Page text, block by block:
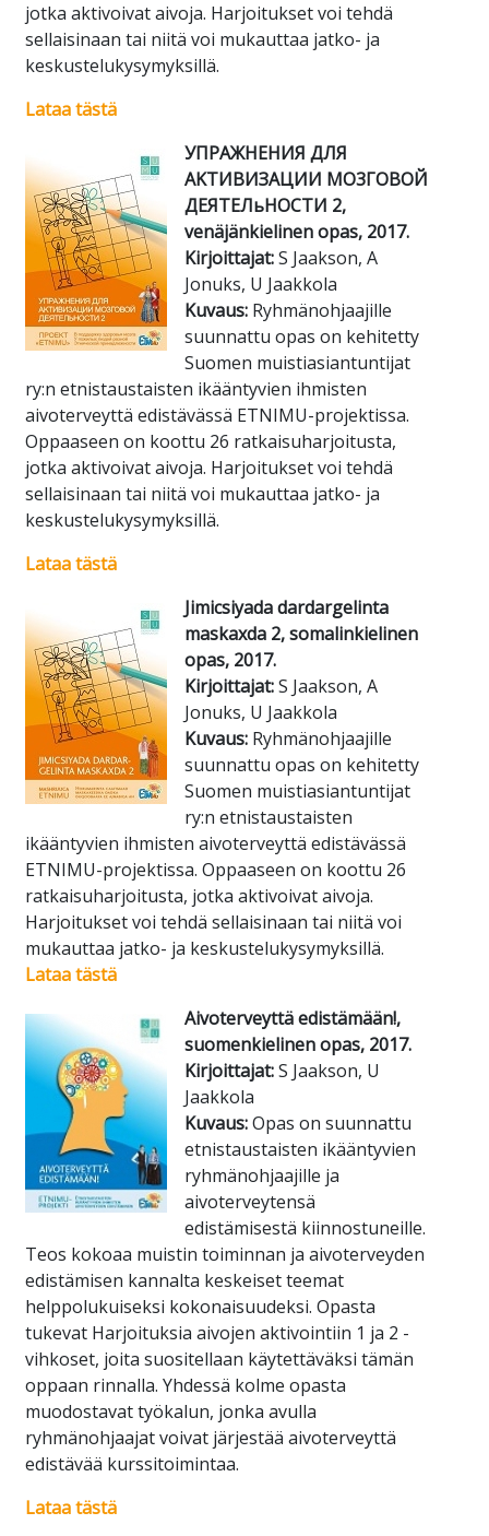
jotka aktivoivat aivoja. Harjoitukset voi tehdä
sellaisinaan tai niitä voi mukauttaa jatko- ja
keskustelukysymyksillä.
Lataa tästä
УПРAЖHEHИЯ ДЛЯ
AKTИBИЗAЦИИ MO3ГOBOЙ
ДEЯTEЛьHOCTИ 2,
venäjänkielinen opas, 2017.
Kirjoittajat:S Jaakson, A
Jonuks, U Jaakkola
Kuvaus: Ryhmänohjaajille
suunnattu opas on kehitetty
Suomen muistiasiantuntijat
ry:n etnistaustaisten ikääntyvien ihmisten
aivoterveyttä edistävässä ETNIMU-projektissa.
Oppaaseen on koottu 26 ratkaisuharjoitusta,
jotka aktivoivat aivoja. Harjoitukset voi tehdä
sellaisinaan tai niitä voi mukauttaa jatko- ja
keskustelukysymyksillä.
Lataa tästä
Jimicsiyada dardargelinta
maskaxda 2, somalinkielinen
opas, 2017.
Kirjoittajat:S Jaakson, A
Jonuks, U Jaakkola
Kuvaus: Ryhmänohjaajille
suunnattu opas on kehitetty
Suomen muistiasiantuntijat
ry:n etnistaustaisten
ikääntyvien ihmisten aivoterveyttä edistävässä
ETNIMU-projektissa. Oppaaseen on koottu 26
ratkaisuharjoitusta, jotka aktivoivat aivoja.
Harjoitukset voi tehdä sellaisinaan tai niitä voi
mukauttaa jatko- ja keskustelukysymyksillä.
Lataa tästä
Aivoterveyttä edistämään!,
suomenkielinen opas, 2017.
Kirjoittajat:S Jaakson, U
Jaakkola
Kuvaus:Opas on suunnattu
etnistaustaisten ikääntyvien
ryhmänohjaajille ja
aivoterveytensä
edistämisestä kiinnostuneille.
Teos kokoaa muistin toiminnan ja aivoterveyden
edistämisen kannalta keskeiset teemat
helppolukuiseksi kokonaisuudeksi. Opasta
tukevat Harjoituksia aivojen aktivointiin 1 ja 2 -
vihkoset, joita suositellaan käytettäväksi tämän
oppaan rinnalla. Yhdessä kolme opasta
muodostavat työkalun, jonka avulla
ryhmänohjaajat voivat järjestää aivoterveyttä
edistävää kurssitoimintaa.
Lataa tästä